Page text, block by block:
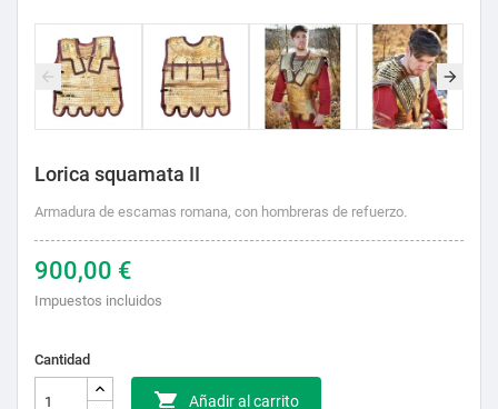
Lorica squamata II
Armadura de escamas romana, con hombreras de refuerzo.
900,00 €
Impuestos incluidos
Cantidad
 Añadir al carrito